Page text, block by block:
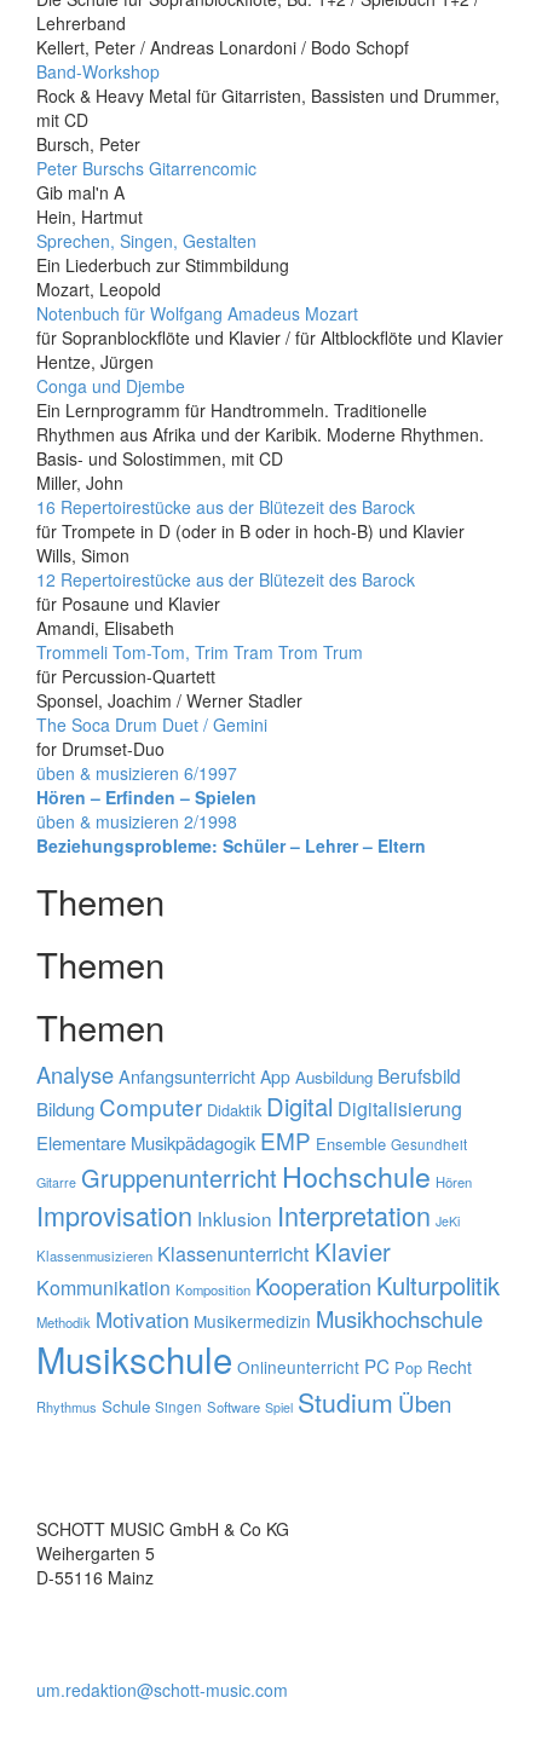
Lehrerband
Kellert, Peter / Andreas Lonardoni / Bodo Schopf
Band-Workshop
Rock & Heavy Metal für Gitarristen, Bassisten und Drummer,
mit CD
Bursch, Peter
Peter Burschs Gitarrencomic
Gib mal'n A
Hein, Hartmut
Sprechen, Singen, Gestalten
Ein Liederbuch zur Stimmbildung
Mozart, Leopold
Notenbuch für Wolfgang Amadeus Mozart
für Sopranblockflöte und Klavier / für Altblockflöte und Klavier
Hentze, Jürgen
Conga und Djembe
Ein Lernprogramm für Handtrommeln. Traditionelle
Rhythmen aus Afrika und der Karibik. Moderne Rhythmen.
Basis- und Solostimmen, mit CD
Miller, John
16 Repertoirestücke aus der Blütezeit des Barock
für Trompete in D (oder in B oder in hoch-B) und Klavier
Wills, Simon
12 Repertoirestücke aus der Blütezeit des Barock
für Posaune und Klavier
Amandi, Elisabeth
Trommeli Tom-Tom, Trim Tram Trom Trum
für Percussion-Quartett
Sponsel, Joachim / Werner Stadler
The Soca Drum Duet / Gemini
for Drumset-Duo
Beitrags-
Navigation
üben & musizieren 6/1997
Hören – Erfinden – Spielen
üben & musizieren 2/1998
Beziehungs­probleme: Schüler – Lehrer – Eltern
Themen
Themen
Themen
AnalyseAnfangsunterricht App Ausbildung Berufsbild
Bildung Computer Didaktik Digital Digitalisierung
Elementare Musikpädagogik EMP Ensemble Gesundheit
Gitarre Gruppenunterricht Hochschule Hören
Improvisation Inklusion Interpretation JeKi
Klassenmusizieren Klassenunterricht Klavier
Kommunikation Komposition Kooperation Kulturpolitik
Methodik Motivation Musikermedizin Musikhochschule
Musikschule Onlineunterricht PC Pop Recht
Rhythmus Schule Singen Software Spiel Studium Üben
SCHOTT MUSIC GmbH & Co KG
Weihergarten 5
D-55116 Mainz
um.redaktion@schott-music.com